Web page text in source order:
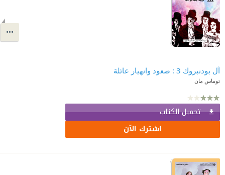
آل بودنبروك 3 : صعود وانهيار عائلة
توماس مان
تحميل الكتاب
اشترك الآن